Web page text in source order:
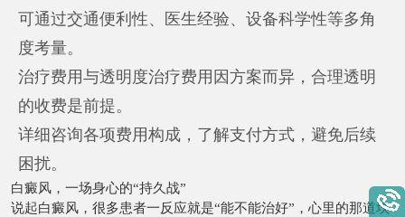
可通过交通便利性、医生经验、设备科学性等多角
度考量。
治疗费用与透明度治疗费用因方案而异，合理透明
的收费是前提。
详细咨询各项费用构成，了解支付方式，避免后续
困扰。
白癜风，一场身心的“持久战”
说起白癜风，很多患者一反应就是“能不能治好”，心里的那道坎